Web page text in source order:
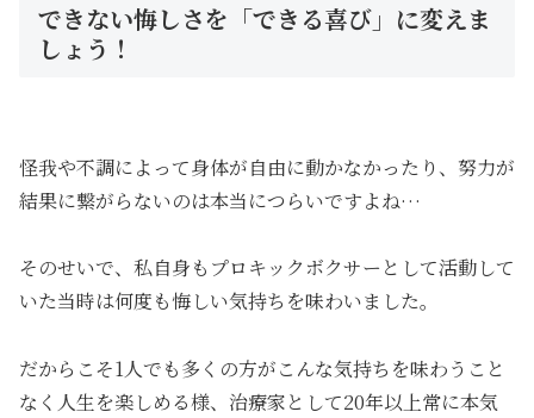
できない悔しさを「できる喜び」に変えま
しょう！
怪我や不調によって身体が自由に動かなかったり、努力が
結果に繋がらないのは本当につらいですよね…
そのせいで、私自身もプロキックボクサーとして活動して
いた当時は何度も悔しい気持ちを味わいました。
だからこそ1人でも多くの方がこんな気持ちを味わうこと
なく人生を楽しめる様、治療家として20年以上常に本気